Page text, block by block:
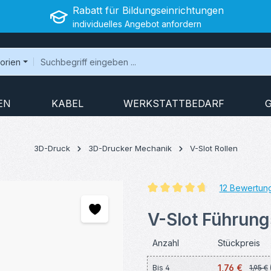
Rabatt für Bildungseinrichtungen
individuelles Angebot anfordern
KABEL WERKSTATTBEDARF
3D-Druck 3D-Drucker Mechanik V-Slot Rollen
12
V-Slot
Anzahl Stückpreis
Bis 4 1,76 € 1,95 €